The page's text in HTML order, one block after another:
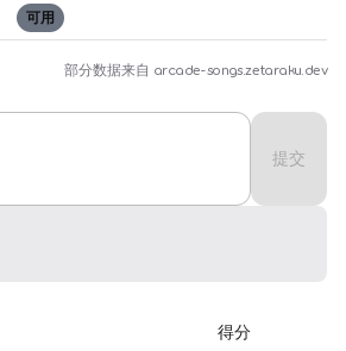
可用
部分数据来自 arcade-songs.zetaraku.dev
提交
得分